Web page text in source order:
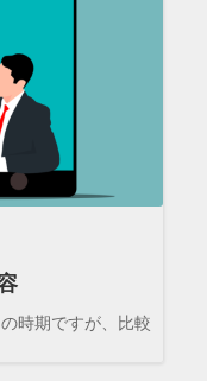
時期ですが、比較